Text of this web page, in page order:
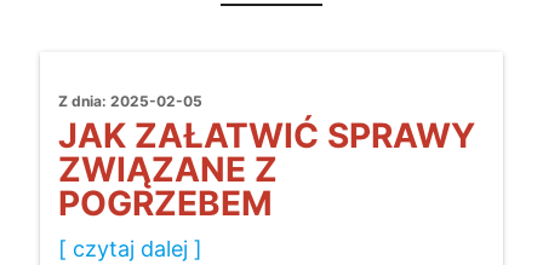
Z dnia: 2025-02-05
JAK ZAŁATWIĆ SPRAWY
ZWIĄZANE Z
POGRZEBEM
[ czytaj dalej ]